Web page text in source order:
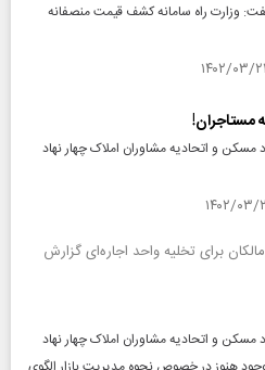
وزارت راه سامانه کشف قیمت منصفانه
مستاجران!
مسکن و اتحادیه مشاوران املاک چهار نهاد
برای تخلیه واحد اجاره‌ای گزارش
مسکن و اتحادیه مشاوران املاک چهار نهاد